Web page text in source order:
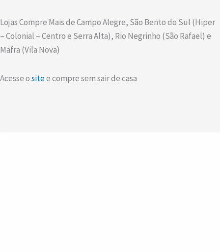
Lojas Compre Mais de Campo Alegre, São Bento do Sul (Hiper
– Colonial – Centro e Serra Alta), Rio Negrinho (São Rafael) e
Mafra (Vila Nova)
Acesse ositee compre sem sair de casa